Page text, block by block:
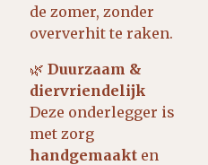
de zomer, zonder
oververhit te raken.
🌿 Duurzaam &
diervriendelijk
Deze onderlegger is
met zorg
handgemaakt en